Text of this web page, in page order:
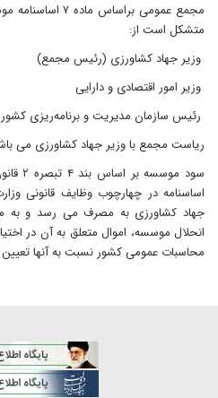
مجمع عمومی
متشکل است از:
وزیر جهاد کشاورزی (رئیس مجمع)
وزیر امور اقتصادی و دارایی
رئیس سازمان مدیریت و برنامه‌ریزی کشور
ریاست مجمع با وزیر جهاد کشاورزی می
اساسنامه در چهارچوب وظایف قانونی
انحلال موسسه، اموال متعلق به آن در
محاسبات عمومی کشور نسبت به آنها